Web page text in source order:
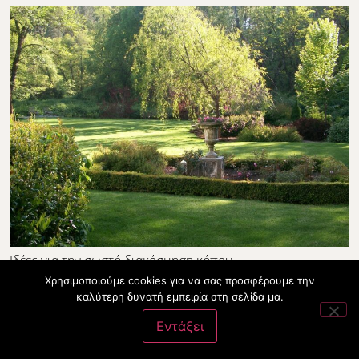
Ιδέες για την σωστή διακόσμηση κήπου
Χρησιμοποιούμε cookies για να σας προσφέρουμε την
καλύτερη δυνατή εμπειρία στη σελίδα μα.
Εντάξει